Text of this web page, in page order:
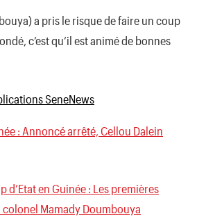
a pris le risque de faire un coup
c’est qu’il est animé de bonnes
: Annoncé arrêté, Cellou Dalein
d’Etat en Guinée : Les premières
Mamady Doumbouya